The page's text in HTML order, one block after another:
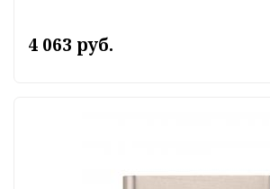
4 063 руб.